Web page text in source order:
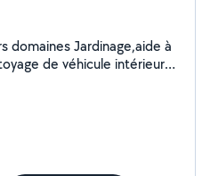
domaines Jardinage,aide à
de véhicule intérieur
et une bonne condition